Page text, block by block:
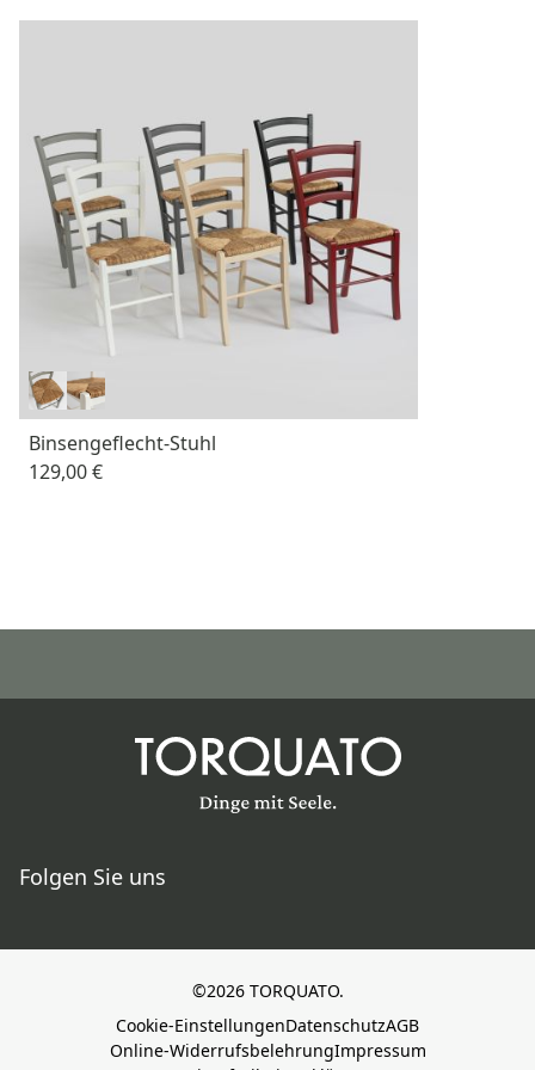
Binsengeflecht-Stuhl
129,00 €
Folgen Sie uns
©2026 TORQUATO.
Cookie-EinstellungenDatenschutzAGB
Online-WiderrufsbelehrungImpressum